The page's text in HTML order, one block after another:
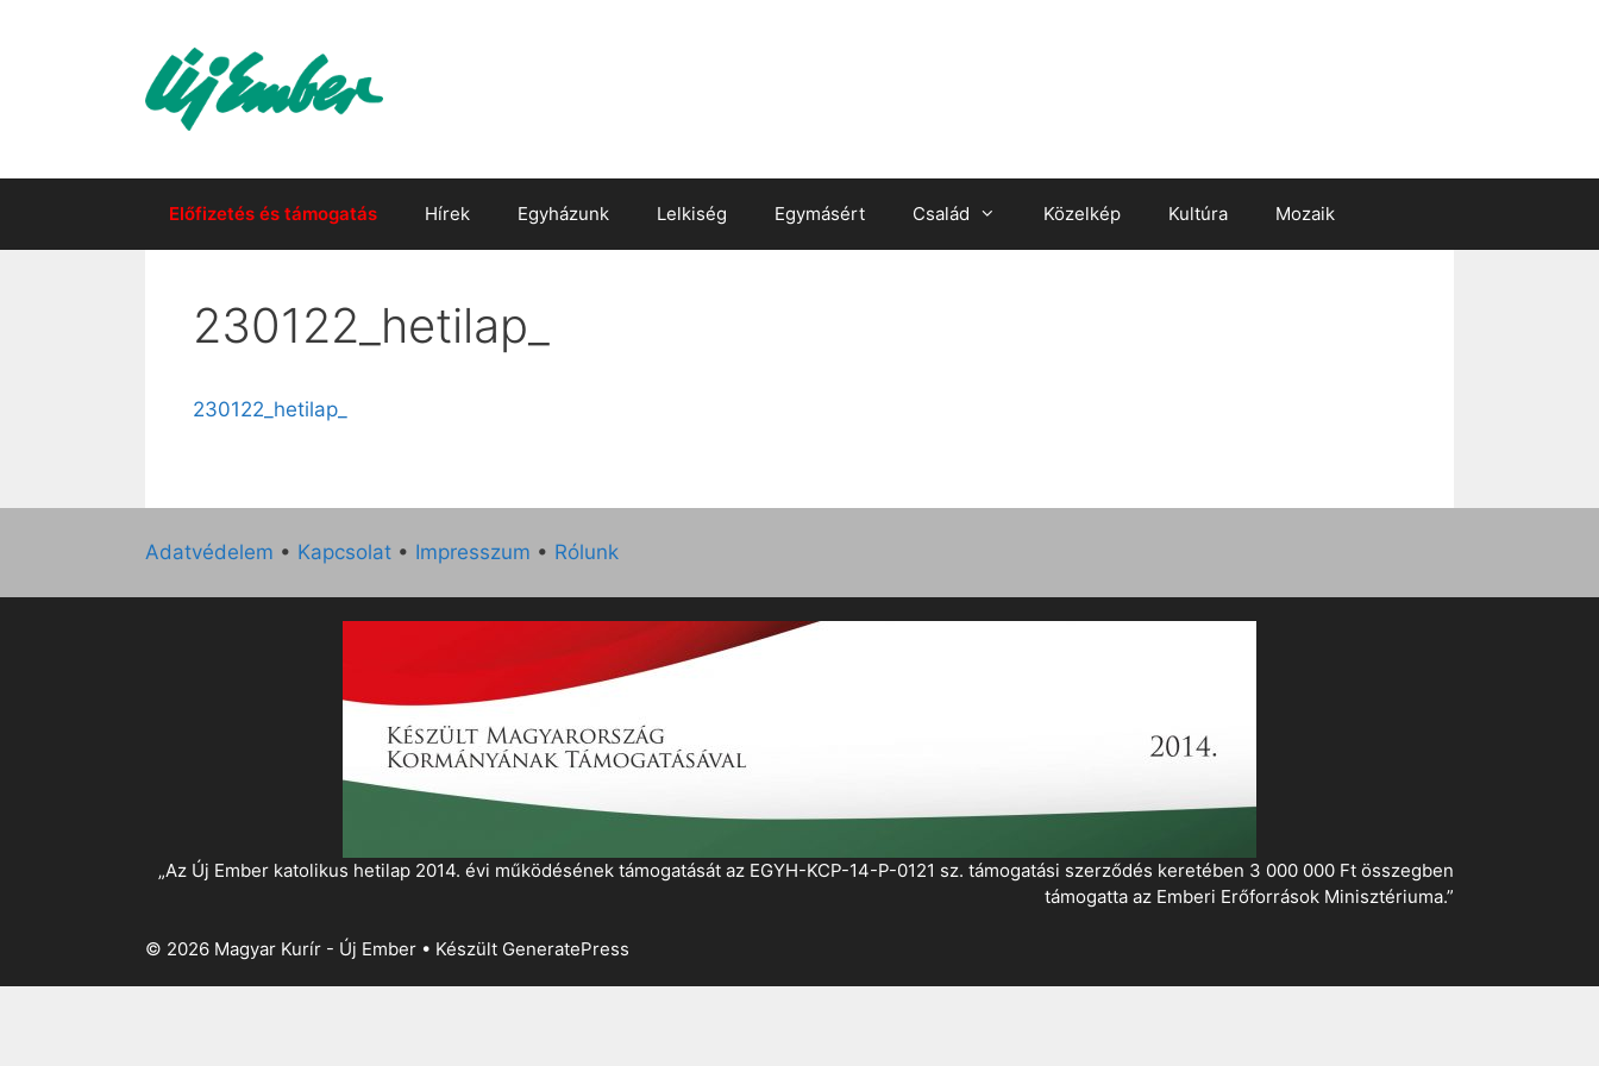
Előfizetés és támogatás Hírek Egyházunk Lelkiség Egymásért Család Közelkép Kultúra Mozaik
230122_hetilap_
230122_hetilap_
Adatvédelem • Kapcsolat • Impresszum • Rólunk
„Az Új Ember katolikus hetilap 2014. évi működésének támogatását az EGYH-KCP-14-P-0121 sz. támogatási szerződés keretében 3 000 000 Ft összegben
támogatta az Emberi Erőforrások Minisztériuma.”
© 2026 Magyar Kurír - Új Ember • Készült GeneratePress